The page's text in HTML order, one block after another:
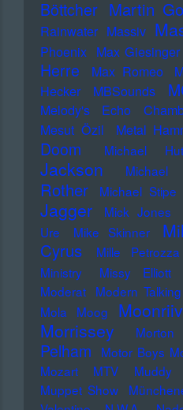
Böttcher Martin
Rainwater Massiv
Phoenix Max Giesinger
Herre
Max Romeo
Hecker
MBSounds
Melody's Echo
Mesut Özil
Metal
Doom
Michael
Jackson
Michael
Rother
Michael Stipe
Jagger
Mick Jones
Ure
Mike Skinner
Cyrus
Mille Petrozza
Ministry Missy Elliott
Moderat Modern Talking
Mola
Moog
Morrissey
Pelham
Motor Boys
Mozart
MTV Muddy
Muppet Show